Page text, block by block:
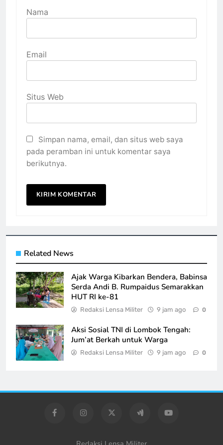
Nama
Email
Situs Web
Simpan nama, email, dan situs web saya
pada peramban ini untuk komentar saya
berikutnya.
Related News
Ajak Warga Kibarkan Bendera, Babinsa
Serda Andi B. Rumpaidus Semarakkan
HUT RI ke-81
Redaksi Lensa Militer 9 jam ago 0
Aksi Sosial TNI di Lombok Tengah:
Jum’at Berkah untuk Warga
Redaksi Lensa Militer 9 jam ago 0